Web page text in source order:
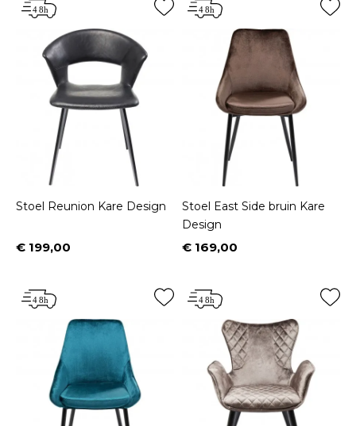
Stoel Reunion Kare Design
Prijs
€ 199,00
Stoel East Side bruin Kare
Design
Prijs
€ 169,00